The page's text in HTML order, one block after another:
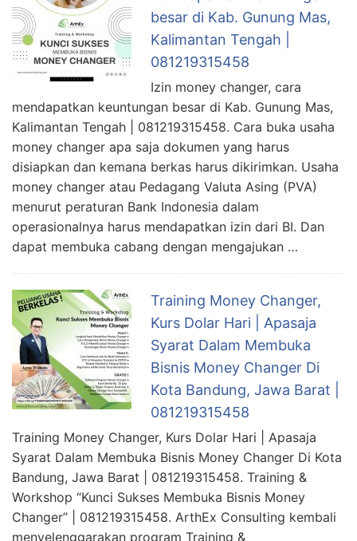
besar di Kab. Gunung Mas,
Kalimantan Tengah |
081219315458
Izin money changer, cara
mendapatkan keuntungan besar di Kab. Gunung Mas,
Kalimantan Tengah | 081219315458. Cara buka usaha
money changer apa saja dokumen yang harus
disiapkan dan kemana berkas harus dikirimkan. Usaha
money changer atau Pedagang Valuta Asing (PVA)
menurut peraturan Bank Indonesia dalam
operasionalnya harus mendapatkan izin dari BI. Dan
dapat membuka cabang dengan mengajukan …
Training Money Changer,
Kurs Dolar Hari | Apasaja
Syarat Dalam Membuka
Bisnis Money Changer Di
Kota Bandung, Jawa Barat |
081219315458
Training Money Changer, Kurs Dolar Hari | Apasaja
Syarat Dalam Membuka Bisnis Money Changer Di Kota
Bandung, Jawa Barat | 081219315458. Training &
Workshop “Kunci Sukses Membuka Bisnis Money
Changer” | 081219315458. ArthEx Consulting kembali
menyelenggarakan program Training &